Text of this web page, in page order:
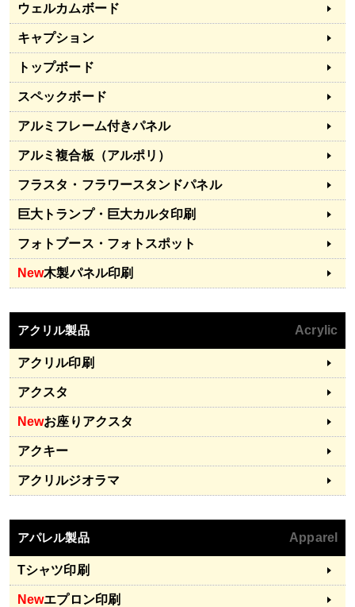
ウェルカムボード
キャプション
トップボード
スペックボード
アルミフレーム付きパネル
アルミ複合板（アルポリ）
フラスタ・フラワースタンドパネル
巨大トランプ・巨大カルタ印刷
フォトブース・フォトスポット
New木製パネル印刷
アクリル製品 Acrylic
アクリル印刷
アクスタ
Newお座りアクスタ
アクキー
アクリルジオラマ
アパレル製品 Apparel
Tシャツ印刷
Newエプロン印刷